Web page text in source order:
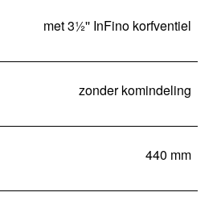
met 3½'' InFino korfventiel
zonder komindeling
440 mm